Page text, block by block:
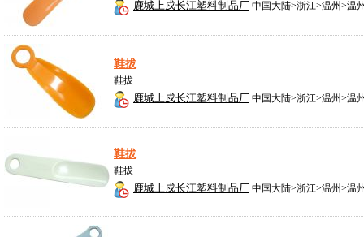
鹿城上戍长江塑料制品厂 中国大陆>浙江>温州>温
鞋拔
鞋拔
鹿城上戍长江塑料制品厂 中国大陆>浙江>温州>温
鞋拔
鞋拔
鹿城上戍长江塑料制品厂 中国大陆>浙江>温州>温